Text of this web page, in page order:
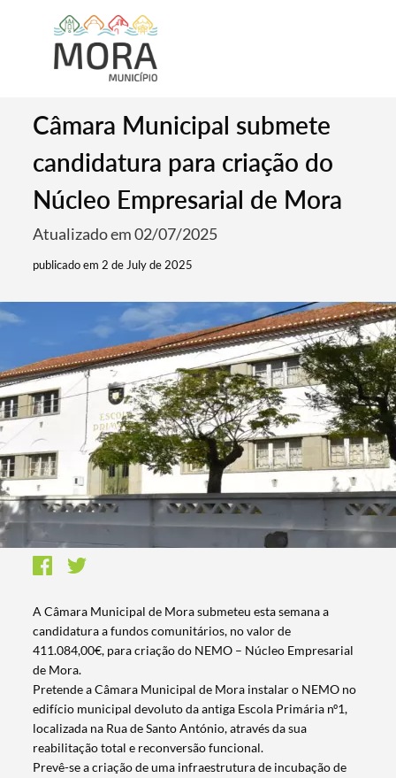
Câmara Municipal submete
candidatura para criação do
Núcleo Empresarial de Mora
Atualizado em 02/07/2025
publicado em 2 de July de 2025
A Câmara Municipal de Mora submeteu esta semana a
candidatura a fundos comunitários, no valor de
411.084,00€, para criação do NEMO – Núcleo Empresarial
de Mora.
Pretende a Câmara Municipal de Mora instalar o NEMO no
edifício municipal devoluto da antiga Escola Primária nº1,
localizada na Rua de Santo António, através da sua
reabilitação total e reconversão funcional.
Prevê-se a criação de uma infraestrutura de incubação de